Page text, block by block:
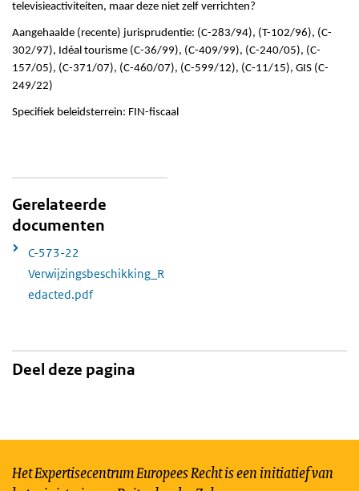
televisieactiviteiten, maar deze niet zelf verrichten?
Aangehaalde (recente) jurisprudentie: (C-283/94), (T-102/96), (C-
302/97), Idéal tourisme (C-36/99), (C-409/99), (C-240/05), (C-
157/05), (C-371/07), (C-460/07), (C-599/12), (C-11/15), GIS (C-
249/22)
Specifiek beleidsterrein: FIN-fiscaal
Gerelateerde
documenten
C-573-22
Verwijzingsbeschikking_R
edacted.pdf
Deel deze pagina
Het Expertisecentrum Europees Recht is een initiatief van